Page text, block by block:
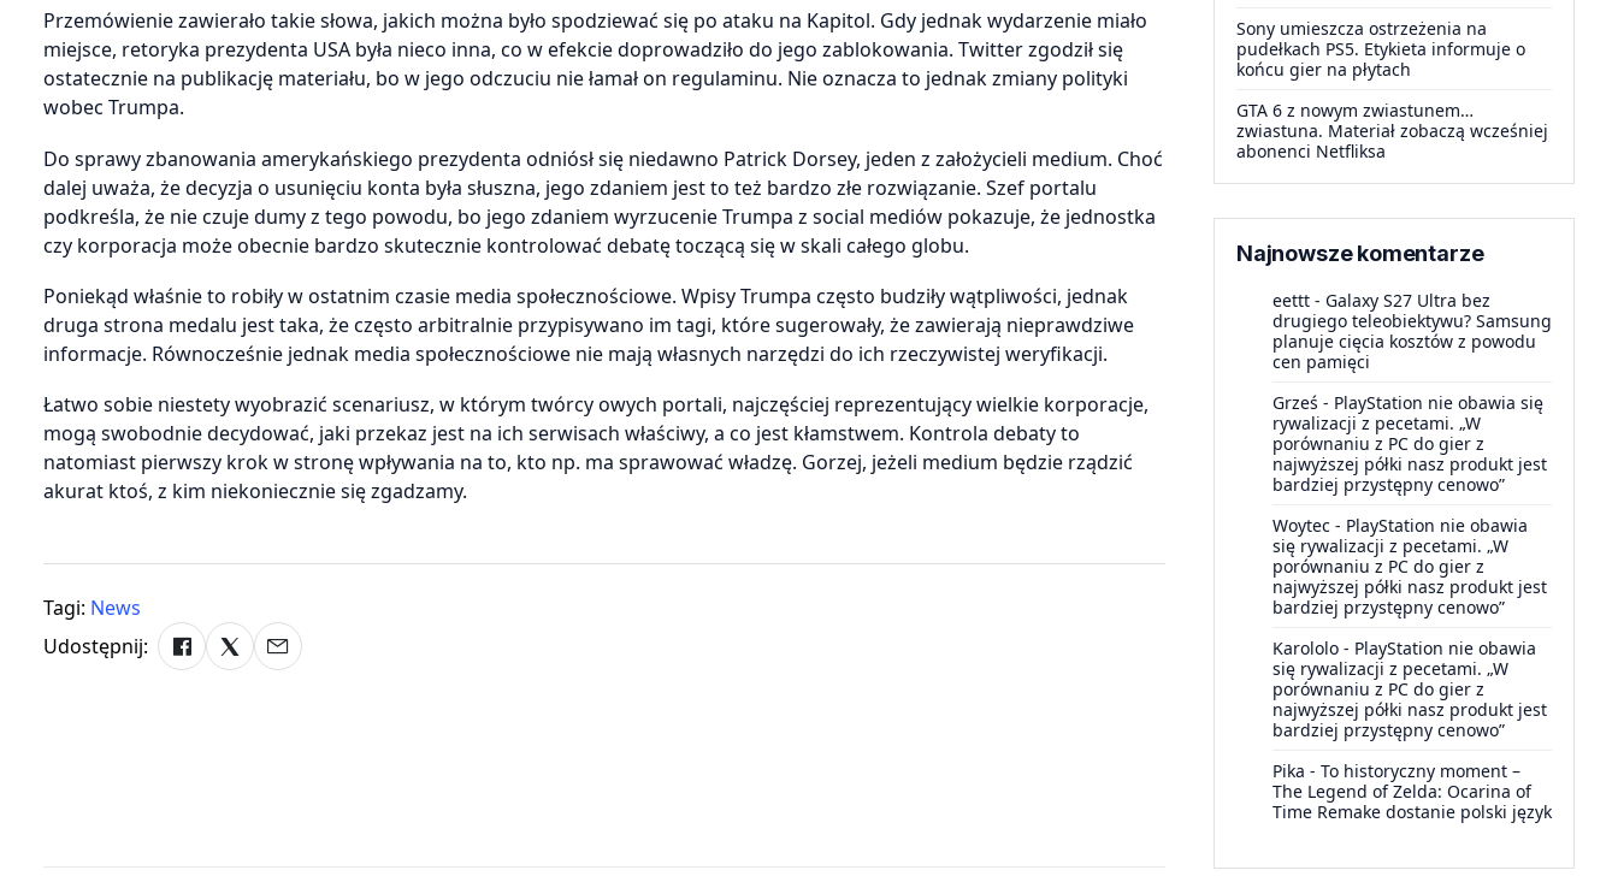
Przemówienie zawierało takie słowa, jakich można było spodziewać się po ataku na Kapitol. Gdy jednak wydarzenie miało
miejsce, retoryka prezydenta USA była nieco inna, co w efekcie doprowadziło do jego zablokowania. Twitter zgodził się
ostatecznie na publikację materiału, bo w jego odczuciu nie łamał on regulaminu. Nie oznacza to jednak zmiany polityki
wobec Trumpa.
Do sprawy zbanowania amerykańskiego prezydenta odniósł się niedawno Patrick Dorsey, jeden z założycieli medium. Choć
dalej uważa, że decyzja o usunięciu konta była słuszna, jego zdaniem jest to też bardzo złe rozwiązanie. Szef portalu
podkreśla, że nie czuje dumy z tego powodu, bo jego zdaniem wyrzucenie Trumpa z social mediów pokazuje, że jednostka
czy korporacja może obecnie bardzo skutecznie kontrolować debatę toczącą się w skali całego globu.
Poniekąd właśnie to robiły w ostatnim czasie media społecznościowe. Wpisy Trumpa często budziły wątpliwości, jednak
druga strona medalu jest taka, że często arbitralnie przypisywano im tagi, które sugerowały, że zawierają nieprawdziwe
informacje. Równocześnie jednak media społecznościowe nie mają własnych narzędzi do ich rzeczywistej weryfikacji.
Łatwo sobie niestety wyobrazić scenariusz, w którym twórcy owych portali, najczęściej reprezentujący wielkie korporacje,
mogą swobodnie decydować, jaki przekaz jest na ich serwisach właściwy, a co jest kłamstwem. Kontrola debaty to
natomiast pierwszy krok w stronę wpływania na to, kto np. ma sprawować władzę. Gorzej, jeżeli medium będzie rządzić
akurat ktoś, z kim niekoniecznie się zgadzamy.
Tagi: News
Udostępnij:
Sony umieszcza ostrzeżenia na
pudełkach PS5. Etykieta informuje o
końcu gier na płytach
GTA 6 z nowym zwiastunem…
zwiastuna. Materiał zobaczą wcześniej
abonenci Netfliksa
Najnowsze komentarze
eettt - Galaxy S27 Ultra bez
drugiego teleobiektywu? Samsung
planuje cięcia kosztów z powodu
cen pamięci
Grześ - PlayStation nie obawia się
rywalizacji z pecetami. „W
porównaniu z PC do gier z
najwyższej półki nasz produkt jest
bardziej przystępny cenowo”
Woytec - PlayStation nie obawia
się rywalizacji z pecetami. „W
porównaniu z PC do gier z
najwyższej półki nasz produkt jest
bardziej przystępny cenowo”
Karololo - PlayStation nie obawia
się rywalizacji z pecetami. „W
porównaniu z PC do gier z
najwyższej półki nasz produkt jest
bardziej przystępny cenowo”
Pika - To historyczny moment –
The Legend of Zelda: Ocarina of
Time Remake dostanie polski język